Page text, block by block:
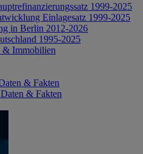
1999-2025
Einlagesatz 1999-2025
in Berlin 2012-2026
1995-2025
& Immobilien
& Fakten
& Fakten